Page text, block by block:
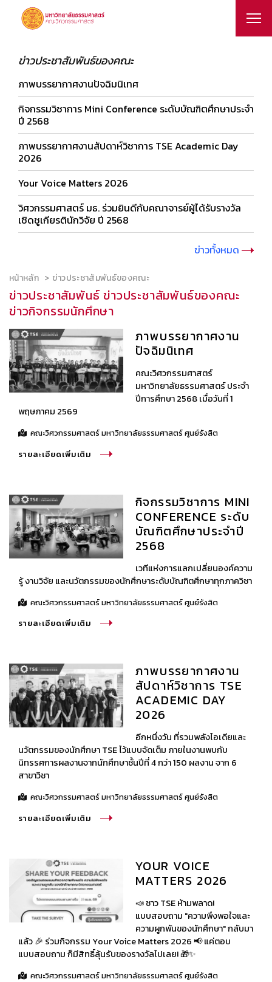
ข่าวประชาสัมพันธ์ของคณะ
ภาพบรรยากาศงานปัจฉิมนิเทศ
กิจกรรมวิชาการ Mini Conference ระดับบัณฑิตศึกษาประจำ
ปี 2568
ภาพบรรยากาศงานสัปดาห์วิชาการ TSE Academic Day
2026
Your Voice Matters 2026
วิศวกรรมศาสตร์ มธ. ร่วมยินดีกับคณาจารย์ผู้ได้รับรางวัล
เชิดชูเกียรตินักวิจัย ปี 2568
ข่าวทั้งหมด
หน้าหลัก ข่าวประชาสัมพันธ์ของคณะ
ข่าวประชาสัมพันธ์ ข่าวประชาสัมพันธ์ของคณะ
ข่าวกิจกรรมนักศึกษา
ภาพบรรยากาศงาน
ปัจฉิมนิเทศ
คณะวิศวกรรมศาสตร์
มหาวิทยาลัยธรรมศาสตร์ ประจำ
ปีการศึกษา 2568 เมื่อวันที่ 1
พฤษภาคม 2569
คณะวิศวกรรมศาสตร์ มหาวิทยาลัยธรรมศาสตร์ ศูนย์รังสิต
รายละเอียดเพิ่มเติม
กิจกรรมวิชาการ MINI
CONFERENCE ระดับ
บัณฑิตศึกษาประจำปี
2568
เวทีแห่งการแลกเปลี่ยนองค์ความ
รู้ งานวิจัย และนวัตกรรมของนักศึกษาระดับบัณฑิตศึกษาทุกภาควิชา
คณะวิศวกรรมศาสตร์ มหาวิทยาลัยธรรมศาสตร์ ศูนย์รังสิต
รายละเอียดเพิ่มเติม
ภาพบรรยากาศงาน
สัปดาห์วิชาการ TSE
ACADEMIC DAY
2026
อีกหนึ่งวัน ที่รวมพลังไอเดียและ
นวัตกรรมของนักศึกษา TSE ไว้แบบจัดเต็ม ภายในงานพบกับ
นิทรรศการผลงานจากนักศึกษาชั้นปีที่ 4 กว่า 150 ผลงาน จาก 6
สาขาวิชา
คณะวิศวกรรมศาสตร์ มหาวิทยาลัยธรรมศาสตร์ ศูนย์รังสิต
รายละเอียดเพิ่มเติม
YOUR VOICE
MATTERS 2026
📣 ชาว TSE ห้ามพลาด!
แบบสอบถาม "ความพึงพอใจและ
ความผูกพันของนักศึกษา" กลับมา
แล้ว 🎉 ร่วมกิจกรรม Your Voice Matters 2026 📢 แค่ตอบ
แบบสอบถาม ก็มีสิทธิ์ลุ้นรับของรางวัลไปเลย! 🎁✨
คณะวิศวกรรมศาสตร์ มหาวิทยาลัยธรรมศาสตร์ ศูนย์รังสิต